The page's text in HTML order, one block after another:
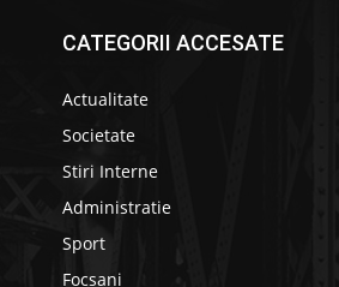
CATEGORII ACCESATE
Actualitate
Societate
Stiri Interne
Administratie
Sport
Focsani